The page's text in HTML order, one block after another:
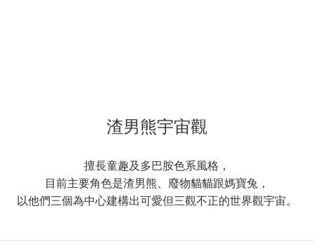
渣男熊宇宙觀
擅長童趣及多巴胺色系風格，
目前主要角色是渣男熊、廢物貓貓跟媽寶兔，
以他們三個為中心建構出可愛但三觀不正的世界觀宇宙。